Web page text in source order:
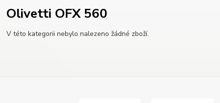
Olivetti OFX 560
V této kategorii nebylo nalezeno žádné zboží.